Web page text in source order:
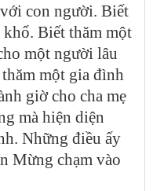
con người. Biết
Biết thăm một
một người lâu
một gia đình
giờ cho cha mẹ
mà hiện diện
Những điều ấy
Mừng chạm vào